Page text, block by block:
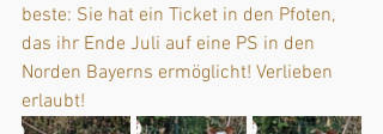
beste: Sie hat ein Ticket in den Pfoten,
das ihr Ende Juli auf eine PS in den
Norden Bayerns ermöglicht! Verlieben
erlaubt!